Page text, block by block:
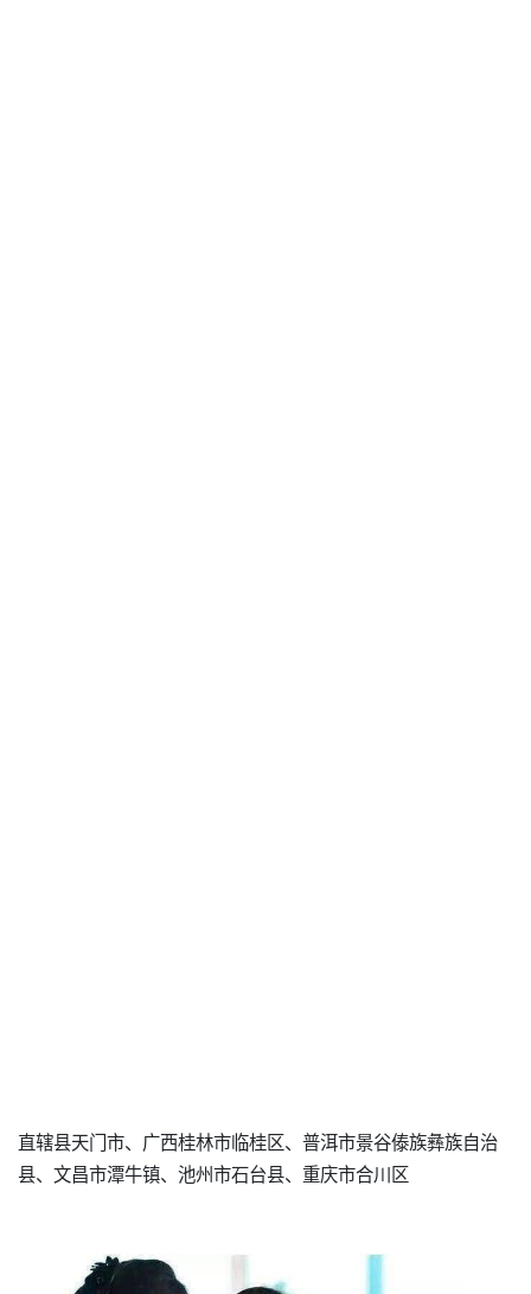
直辖县天门市、广西桂林市临桂区、普洱市景谷傣族彝族自治
县、文昌市潭牛镇、池州市石台县、重庆市合川区